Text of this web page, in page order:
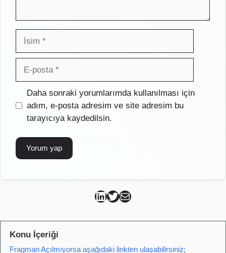
İsim
posta
İnternet
sitesi
Daha sonraki yorumlarımda kullanılması için
adım, e-posta adresim ve site adresim bu
tarayıcıya kaydedilsin.
Can Kütahya Linkedin
Can Kütahya Twitter
Can Kütahya Mail
Konu İçeriği
Fragman Açılmıyorsa aşağıdaki linkten ulaşabilirsiniz;